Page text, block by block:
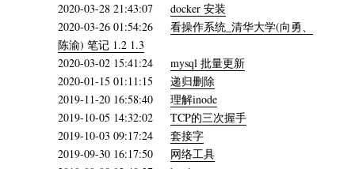
2020-03-28 21:43:07 docker 安装
2020-03-26 01:54:26 看操作系统_清华大学(向勇、
陈渝) 笔记 1.2 1.3
2020-03-02 15:41:24 mysql 批量更新
2020-01-15 01:11:15 递归删除
2019-11-20 16:58:40 理解inode
2019-10-05 14:32:02 TCP的三次握手
2019-10-03 09:17:24 套接字
2019-09-30 16:17:50 网络工具